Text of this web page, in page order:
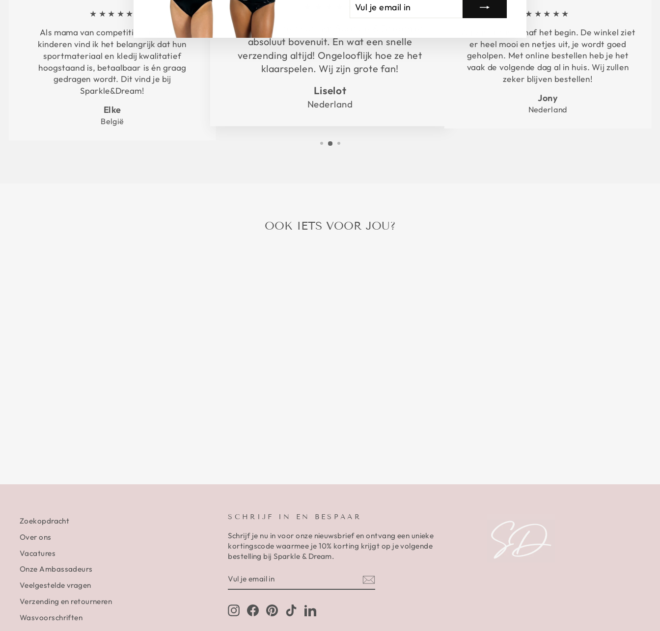
JE
EMAIL
★★★★★
Als mama van competitief sportende
kinderen vind ik het belangrijk dat hun
sportmateriaal en kledij kwalitatief
hoogstaand is, betaalbaar is én graag
gedragen wordt. Dit vind je bij
Sparkle&Dream!
Elke
België
★★★★★
Prijs/kwaliteit springt Sparkle & Dream er
absoluut bovenuit. En wat een snelle
verzending altijd! Ongelooflijk hoe ze het
klaarspelen. Wij zijn grote fan!
Liselot
Nederland
★★★★★
Wij zijn al fan vanaf het begin. De winkel ziet
er heel mooi en netjes uit, je wordt goed
geholpen. Met online bestellen heb je het
vaak de volgende dag al in huis. Wij zullen
zeker blijven bestellen!
Jony
Nederland
OOK IETS VOOR JOU?
Zoekopdracht
Over ons
Vacatures
Onze Ambassadeurs
Veelgestelde vragen
Verzending en retourneren
Wasvoorschriften
SCHRIJF IN EN BESPAAR
Schrijf je nu in voor onze nieuwsbrief en ontvang een unieke
kortingscode waarmee je 10% korting krijgt op je volgende
bestelling bij Sparkle & Dream.
JE
EMAIL
InstagramFacebookPinterestTikTokLinkedIn